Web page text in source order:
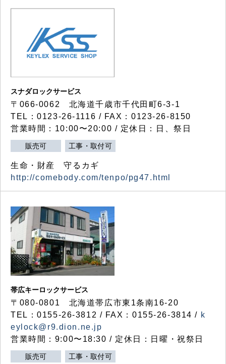
スナダロックサービス
〒066-0062 北海道千歳市千代田町6-3-1
TEL：0123-26-1116 / FAX：0123-26-8150
営業時間：10:00〜20:00 / 定休日：日、祭日
販売可 工事・取付可
生命・財産 守るカギ
http://comebody.com/tenpo/pg47.html
帯広キーロックサービス
〒080-0801 北海道帯広市東1条南16-20
TEL：0155-26-3812 / FAX：0155-26-3814 / k
eylock@r9.dion.ne.jp
営業時間：9:00〜18:30 / 定休日：日曜・祝祭日
販売可 工事・取付可